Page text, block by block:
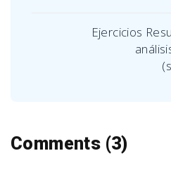
Ejercicios
Comments (3)